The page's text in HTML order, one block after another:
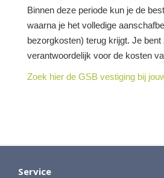
Binnen deze periode kun je de
waarna je het volledige
bezorgkosten) terug krijgt. Je bent
verantwoordelijk voor de kosten
Zoek hier de GSB vestiging bij
Service